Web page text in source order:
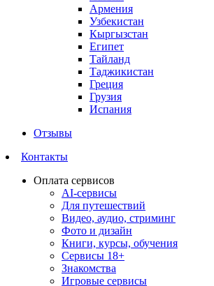
Армения
Узбекистан
Кыргызстан
Египет
Тайланд
Таджикистан
Греция
Грузия
Испания
Отзывы
Контакты
Оплата сервисов
AI-сервисы
Для путешествий
Видео, аудио, стриминг
Фото и дизайн
Книги, курсы, обучения
Сервисы 18+
Знакомства
Игровые сервисы